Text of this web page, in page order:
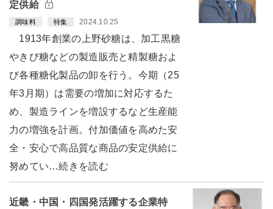
定供給
調味料 特集 2024.10.25
1913年創業の上野砂糖は、加工黒糖
やきび糖などの製造販売と精製糖およ
び各種糖化製品の卸を行う。今期（25
年3月期）は需要の増加に対応するた
め、製造ラインを増設するなど生産能
力の増強を計画。付加価値を高めた安
全・安心で高品質な商品の安定供給に
努めてい…続きを読む
近畿・中国・四国発活躍する企業特